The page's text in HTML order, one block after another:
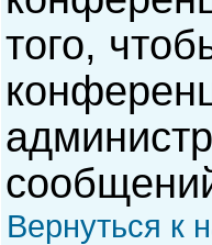
того,
Вернуться к